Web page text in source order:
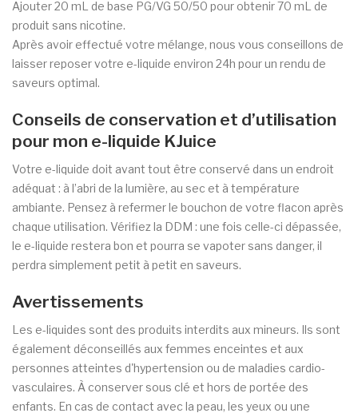
Ajouter 20 mL de base PG/VG 50/50 pour obtenir 70 mL de
produit sans nicotine.
Après avoir effectué votre mélange, nous vous conseillons de
laisser reposer votre e-liquide environ 24h pour un rendu de
saveurs optimal.
Conseils de conservation et d’utilisation
pour mon e-liquide KJuice
Votre e-liquide doit avant tout être conservé dans un endroit
adéquat : à l’abri de la lumière, au sec et à température
ambiante. Pensez à refermer le bouchon de votre flacon après
chaque utilisation. Vérifiez la DDM : une fois celle-ci dépassée,
le e-liquide restera bon et pourra se vapoter sans danger, il
perdra simplement petit à petit en saveurs.
Avertissements
Les e-liquides sont des produits interdits aux mineurs. Ils sont
également déconseillés aux femmes enceintes et aux
personnes atteintes d'hypertension ou de maladies cardio-
vasculaires. À conserver sous clé et hors de portée des
enfants. En cas de contact avec la peau, les yeux ou une